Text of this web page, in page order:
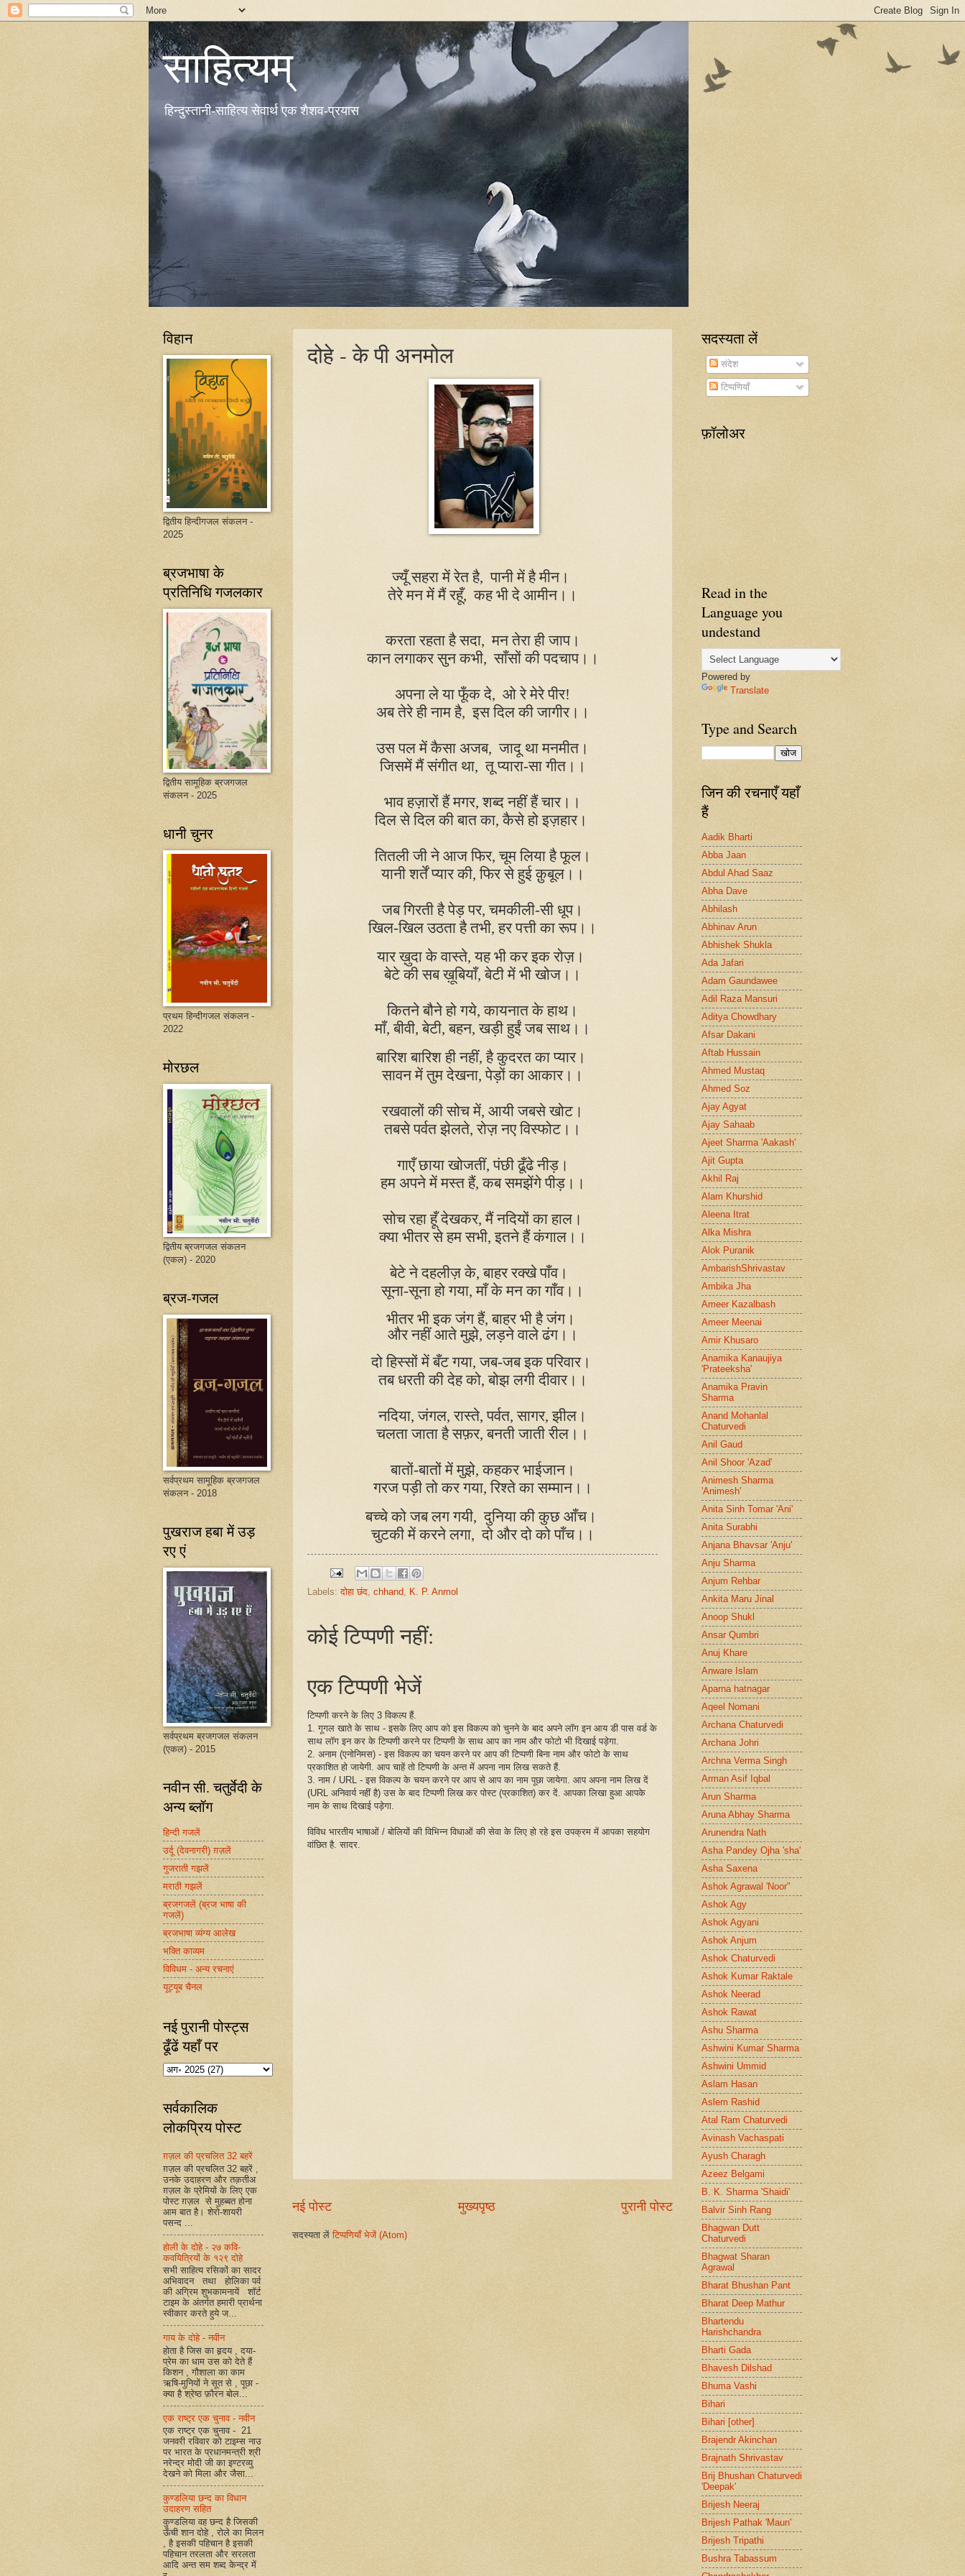
साहित्यम्
हिन्दुस्तानी-साहित्य सेवार्थ एक शैशव-प्रयास
दोहे - के पी अनमोल
ज्यूँ सहरा में रेत है,पानी में है मीन।
तेरे मन में मैं रहूँ,कह भी दे आमीन।।
करता रहता है सदा,मन तेरा ही जाप।
कान लगाकर सुन कभी,साँसों की पदचाप।।
अपना ले या फूँक दे, ओ रे मेरे पीर!
अब तेरे ही नाम है,इस दिल की जागीर।।
उस पल में कैसा अजब,जादू था मनमीत।
जिसमें मैं संगीत था,तू प्यारा-सा गीत।।
भाव हज़ारों हैं मगर,शब्द नहीं हैं चार।।
दिल से दिल की बात का,कैसे हो इज़हार।
तितली जी ने आज फिर,चूम लिया है फूल।
यानी शर्तें प्यार की,फिर से हुई क़ुबूल।।
जब गिरती है पेड़ पर,चमकीली-सी धूप।
खिल-खिल उठता है तभी,हर पत्ती का रूप।।
यार ख़ुदा के वास्ते,यह भी कर इक रोज़।
बेटे की सब ख़ूबियाँ,बेटी में भी खोज।।
कितने बौने हो गये,कायनात के हाथ।
माँ,बीवी,बेटी,बहन,खड़ी हुईं जब साथ।।
बारिश बारिश ही नहीं,है कुदरत का प्यार।
सावन में तुम देखना,पेड़ों का आकार।।
रखवालों की सोच में, आयी जबसे खोट।
तबसे पर्वत झेलते,रोज़ नए विस्फोट।।
गाएँ छाया खोजतीं,पंछी ढूँढे नीड़।
हम अपने में मस्त हैं,कब समझेंगे पीड़।।
सोच रहा हूँ देखकर,मैं नदियों का हाल।
क्या भीतर से हम सभी,इतने हैं कंगाल।।
बेटे ने दहलीज़ के,बाहर रक्खे पाँव।
सूना-सूना हो गया,माँ के मन का गाँव।।
भीतर भी इक जंग हैं,बाहर भी है जंग।
और नहीं आते मुझे,लड़ने वाले ढंग।।
दो हिस्सों में बँट गया,जब-जब इक परिवार।
तब धरती की देह को,बोझ लगी दीवार।।
नदिया,जंगल,रास्ते,पर्वत,सागर,झील।
चलता जाता है सफ़र,बनती जाती रील।।
बातों-बातों में मुझे,कहकर भाईजान।
गरज पड़ी तो कर गया,रिश्ते का सम्मान।।
बच्चे को जब लग गयी,दुनिया की कुछ आँच।
चुटकी में करने लगा,दो और दो को पाँच।।
Labels:दोहा छंद, chhand, K. P. Anmol
कोई टिप्पणी नहीं:
एक टिप्पणी भेजें
टिप्पणी करने के लिए 3 विकल्प हैं.
1. गूगल खाते के साथ - इसके लिए आप को इस विकल्प को चुनने के बाद अपने लॉग इन आय डी पास वर्ड के
साथ लॉग इन कर के टिप्पणी करने पर टिप्पणी के साथ आप का नाम और फोटो भी दिखाई पड़ेगा.
2. अनाम (एनोनिमस) - इस विकल्प का चयन करने पर आप की टिप्पणी बिना नाम और फोटो के साथ
प्रकाशित हो जायेगी. आप चाहें तो टिप्पणी के अन्त में अपना नाम लिख सकते हैं.
3. नाम / URL - इस विकल्प के चयन करने पर आप से आप का नाम पूछा जायेगा. आप अपना नाम लिख दें
(URL अनिवार्य नहीं है) उस के बाद टिप्पणी लिख कर पोस्ट (प्रकाशित) कर दें. आपका लिखा हुआ आपके
नाम के साथ दिखाई पड़ेगा.
विविध भारतीय भाषाओं / बोलियों की विभिन्न विधाओं की सेवा के लिए हो रहे इस उपक्रम में आपका सहयोग
वांछित है. सादर.
नई पोस्ट पुरानी पोस्ट
मुख्यपृष्ठ
सदस्यता लेंटिप्पणियाँ भेजें (Atom)
विहान
द्वितीय हिन्दीगजल संकलन -
2025
ब्रजभाषा के
प्रतिनिधि गजलकार
द्वितीय सामूहिक ब्रजगजल
संकलन - 2025
धानी चुनर
प्रथम हिन्दीगजल संकलन -
2022
मोरछल
द्वितीय ब्रजगजल संकलन
(एकल) - 2020
ब्रज-गजल
सर्वप्रथम सामूहिक ब्रजगजल
संकलन - 2018
पुखराज हबा में उड़
रए एं
सर्वप्रथम ब्रजगजल संकलन
(एकल) - 2015
नवीन सी. चतुर्वेदी के
अन्य ब्लॉग
हिन्दी गजलें
उर्दू (देवनागरी) ग़ज़लें
गुजराती गझलें
मराठी गझलें
ब्रजगजलें (ब्रज भाषा की
गजलें)
ब्रजभाषा व्यंग्य आलेख
भक्ति काव्यम
विविधम - अन्य रचनाएं
यूट्यूब चैनल
नई पुरानी पोस्ट्स
ढूँढें यहाँ पर
सर्वकालिक
लोकप्रिय पोस्ट
ग़ज़ल की प्रचलित 32 बहरें
ग़ज़ल की प्रचलित 32 बहरें ,
उनके उदाहरण और तक़तीअ
ग़ज़ल के प्रेमियों के लिए एक
पोस्ट ग़ज़ल से मुहब्बत होना
आम बात है। शेरो-शायरी
पसन्द ...
होली के दोहे - २७ कवि-
कवयित्रियों के १२९ दोहे
सभी साहित्य रसिकों का सादर
अभिवादन तथा होलिका पर्व
की अग्रिम शुभकामनायें शॉर्ट
टाइम के अंतर्गत हमारी प्रार्थना
स्वीकार करते हुये ज...
गाय के दोहे - नवीन
होता है जिस का हृदय , दया-
प्रेम का धाम उस को देते हैं
किशन , गौशाला का काम
ऋषि-मुनियों ने सूत से , पूछा -
क्या है श्रेष्ठ फ़ौरन बोल...
एक राष्ट्र एक चुनाव - नवीन
एक राष्ट्र एक चुनाव - 21
जनवरी रविवार को टाइम्स नाउ
पर भारत के प्रधानमन्त्री श्री
नरेन्द्र मोदी जी का इण्टरव्यु
देखने को मिला और जैसा...
कुण्डलिया छन्द का विधान
उदाहरण सहित
कुण्डलिया वह छन्द है जिसकी
ऊँची शान दोहे , रोले का मिलन
, है इसकी पहिचान है इसकी
पहिचान तरलता और सरलता
आदि अन्त सम शब्द केन्द्र में
सदस्यता लें
संदेश
टिप्पणियाँ
फ़ॉलोअर
Read in the
Language you
undestand
Powered by
Translate
Type and Search
जिन की रचनाएँ यहाँ
हैं
Aadik Bharti
Abba Jaan
Abdul Ahad Saaz
Abha Dave
Abhilash
Abhinav Arun
Abhishek Shukla
Ada Jafari
Adam Gaundawee
Adil Raza Mansuri
Aditya Chowdhary
Afsar Dakani
Aftab Hussain
Ahmed Mustaq
Ahmed Soz
Ajay Agyat
Ajay Sahaab
Ajeet Sharma 'Aakash'
Ajit Gupta
Akhil Raj
Alam Khurshid
Aleena Itrat
Alka Mishra
Alok Puranik
AmbarishShrivastav
Ambika Jha
Ameer Kazalbash
Ameer Meenai
Amir Khusaro
Anamika Kanaujiya
'Prateeksha'
Anamika Pravin
Sharma
Anand Mohanlal
Chaturvedi
Anil Gaud
Anil Shoor 'Azad'
Animesh Sharma
'Animesh'
Anita Sinh Tomar 'Ani'
Anita Surabhi
Anjana Bhavsar 'Anju'
Anju Sharma
Anjum Rehbar
Ankita Maru Jinal
Anoop Shukl
Ansar Qumbri
Anuj Khare
Anware Islam
Aparna hatnagar
Aqeel Nomani
Archana Chaturvedi
Archana Johri
Archna Verma Singh
Arman Asif Iqbal
Arun Sharma
Aruna Abhay Sharma
Arunendra Nath
Asha Pandey Ojha 'sha'
Asha Saxena
Ashok Agrawal 'Noor"
Ashok Agy
Ashok Agyani
Ashok Anjum
Ashok Chaturvedi
Ashok Kumar Raktale
Ashok Neerad
Ashok Rawat
Ashu Sharma
Ashwini Kumar Sharma
Ashwini Ummid
Aslam Hasan
Aslem Rashid
Atal Ram Chaturvedi
Avinash Vachaspati
Ayush Charagh
Azeez Belgami
B. K. Sharma 'Shaidi'
Balvir Sinh Rang
Bhagwan Dutt
Chaturvedi
Bhagwat Sharan
Agrawal
Bharat Bhushan Pant
Bharat Deep Mathur
Bhartendu
Harishchandra
Bharti Gada
Bhavesh Dilshad
Bhuma Vashi
Bihari
Bihari [other]
Brajendr Akinchan
Brajnath Shrivastav
Brij Bhushan Chaturvedi
'Deepak'
Brijesh Neeraj
Brijesh Pathak 'Maun'
Brijesh Tripathi
Bushra Tabassum